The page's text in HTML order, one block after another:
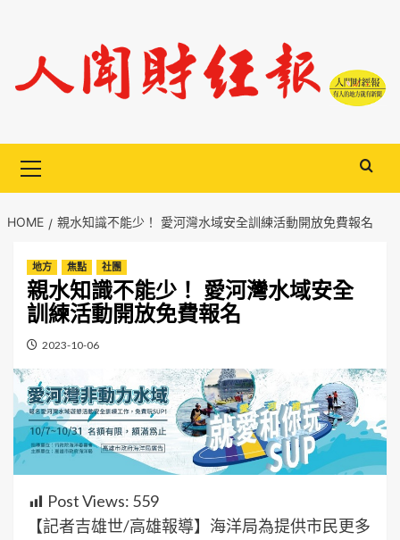
content
Menu
HOME 親水知識不能少！ 愛河灣水域安全訓練活動開放免費報名
地方 焦點 社團
親水知識不能少！ 愛河灣水域安全
訓練活動開放免費報名
2023-10-06
Post Views: 559
【記者吉雄世/高雄報導】海洋局為提供市民更多